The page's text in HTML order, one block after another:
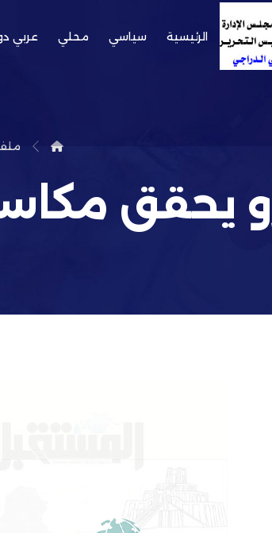
الرئيسية سياسي محلي عربي
يحقق